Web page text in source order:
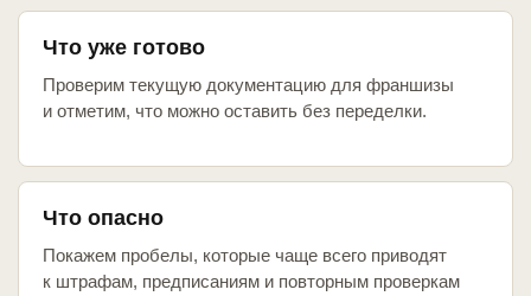
Что уже готово
Проверим текущую документацию для франшизы
и отметим, что можно оставить без переделки.
Что опасно
Покажем пробелы, которые чаще всего приводят
к штрафам, предписаниям и повторным проверкам